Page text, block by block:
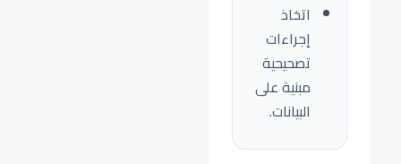
اتخاذ
إجراءات
تصحيحية
مبنية على
البيانات.